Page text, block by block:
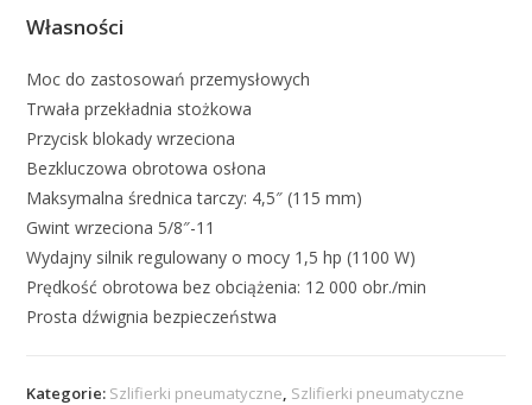
Własności
Moc do zastosowań przemysłowych
Trwała przekładnia stożkowa
Przycisk blokady wrzeciona
Bezkluczowa obrotowa osłona
Maksymalna średnica tarczy: 4,5″ (115 mm)
Gwint wrzeciona 5/8″-11
Wydajny silnik regulowany o mocy 1,5 hp (1100 W)
Prędkość obrotowa bez obciążenia: 12 000 obr./min
Prosta dźwignia bezpieczeństwa
Kategorie: Szlifierki pneumatyczne, Szlifierki pneumatyczne